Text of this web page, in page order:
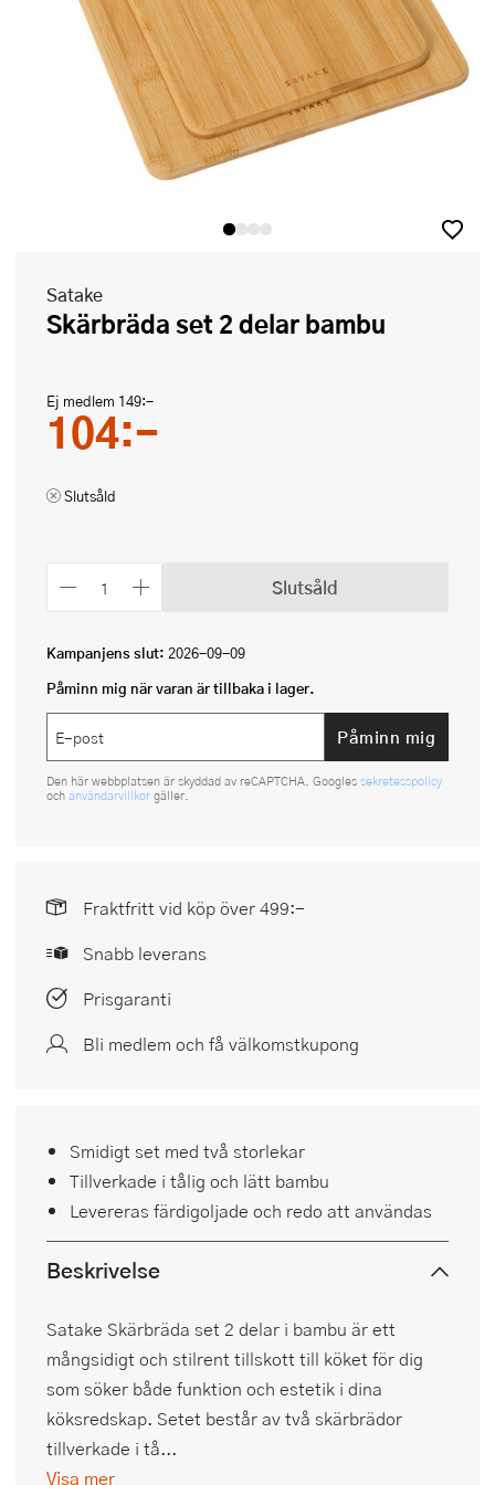
Satake
Skärbräda set 2 delar bambu
Ej medlem 149:-
104:-
Slutsåld
Slutsåld
Kampanjens slut: 2026-09-09
Påminn mig när varan är tillbaka i lager.
Påminn mig
Den här webbplatsen är skyddad av reCAPTCHA. Googles sekretesspolicy
och användarvillkor gäller.
Fraktfritt vid köp över 499:-
Snabb leverans
Prisgaranti
Bli medlem och få välkomstkupong
Smidigt set med två storlekar
Tillverkade i tålig och lätt bambu
Levereras färdigoljade och redo att användas
Beskrivelse
Satake Skärbräda set 2 delar i bambu är ett
mångsidigt och stilrent tillskott till köket för dig
som söker både funktion och estetik i dina
köksredskap. Setet består av två skärbrädor
tillverkade i tå...
Visa mer